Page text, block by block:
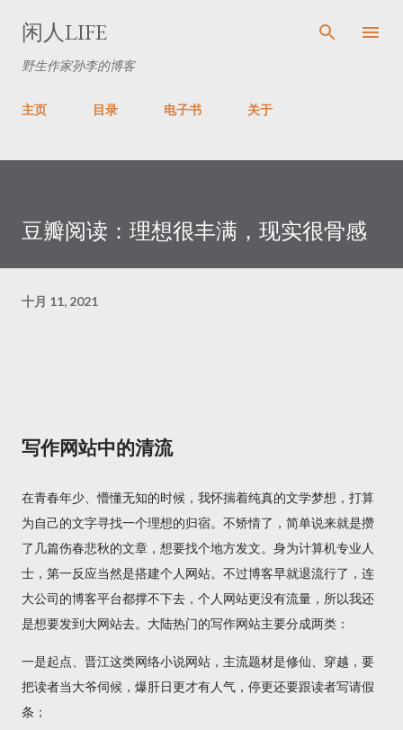
闲人LIFE
野生作家孙李的博客
主页 目录 电子书 关于
豆瓣阅读：理想很丰满，现实很骨感
十月 11, 2021
写作网站中的清流
在青春年少、懵懂无知的时候，我怀揣着纯真的文学梦想，打算
为自己的文字寻找一个理想的归宿。不矫情了，简单说来就是攒
了几篇伤春悲秋的文章，想要找个地方发文。身为计算机专业人
士，第一反应当然是搭建个人网站。不过博客早就退流行了，连
大公司的博客平台都撑不下去，个人网站更没有流量，所以我还
是想要发到大网站去。大陆热门的写作网站主要分成两类：
一是起点、晋江这类网络小说网站，主流题材是修仙、穿越，要
把读者当大爷伺候，爆肝日更才有人气，停更还要跟读者写请假
条；